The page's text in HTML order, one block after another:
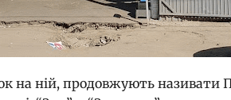
на ній, продовжують називати